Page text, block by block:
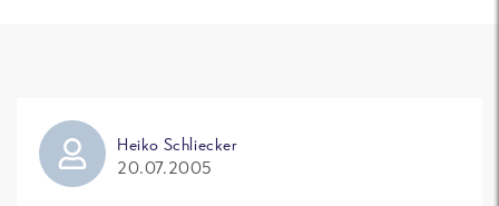
Heiko Schliecker
20.07.2005